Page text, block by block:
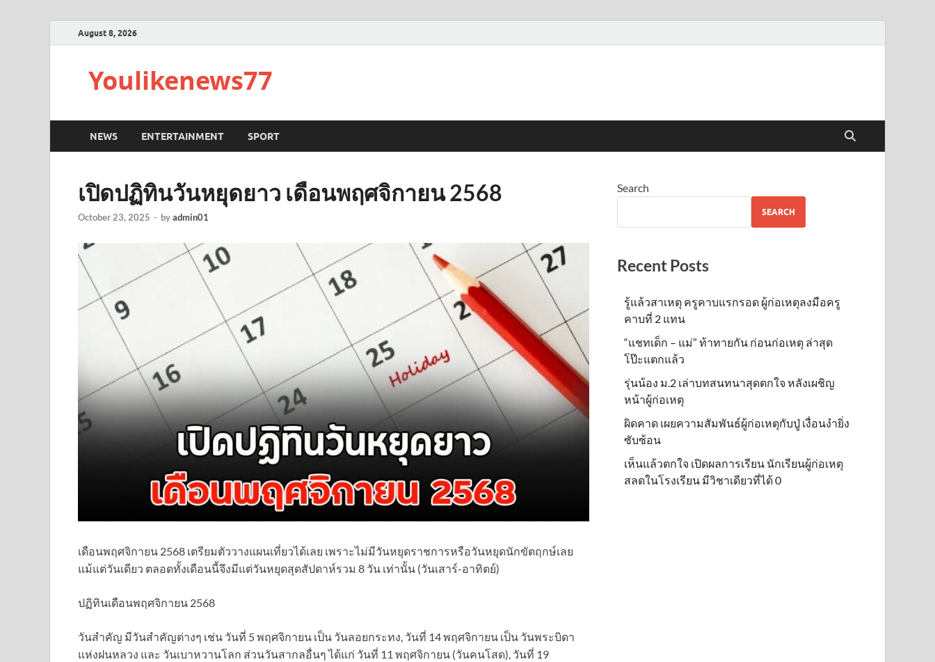
August 8, 2026
Youlikenews77
NEWS ENTERTAINMENT SPORT
เปิดปฏิทินวันหยุดยาว เดือนพฤศจิกายน 2568
October 23, 2025 - byadmin01
เดือนพฤศจิกายน 2568 เตรียมตัววางแผนเที่ยวได้เลย เพราะไม่มีวันหยุดราชการหรือวันหยุดนักขัตฤกษ์เลย
แม้แต่วันเดียว ตลอดทั้งเดือนนี้จึงมีแต่วันหยุดสุดสัปดาห์รวม 8 วัน เท่านั้น (วันเสาร์-อาทิตย์)
ปฏิทินเดือนพฤศจิกายน 2568
วันสำคัญ มีวันสำคัญต่างๆ เช่น วันที่ 5 พฤศจิกายน เป็น วันลอยกระทง, วันที่ 14 พฤศจิกายน เป็น วันพระบิดา
แห่งฝนหลวง และ วันเบาหวานโลก ส่วนวันสากลอื่นๆ ได้แก่ วันที่ 11 พฤศจิกายน (วันคนโสด), วันที่ 19
Search
SEARCH
Recent Posts
รู้แล้วสาเหตุ ครูคาบแรกรอด ผู้ก่อเหตุลงมือครู
คาบที่ 2 แทน
“แชทเด็ก – แม่” ท้าทายกัน ก่อนก่อเหตุ ล่าสุด
โป๊ะแตกแล้ว
รุ่นน้อง ม.2 เล่าบทสนทนาสุดตกใจ หลังเผชิญ
หน้าผู้ก่อเหตุ
ผิดคาด เผยความสัมพันธ์ผู้ก่อเหตุกับปู่ เงื่อนงำยิ่ง
ซับซ้อน
เห็นแล้วตกใจ เปิดผลการเรียน นักเรียนผู้ก่อเหตุ
สลดในโรงเรียน มีวิชาเดียวที่ได้ 0